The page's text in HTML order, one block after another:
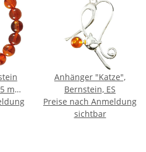
mm,
Anhänger "Katze",
Bernstein, ES
Preise nach Anmeldung
sichtbar